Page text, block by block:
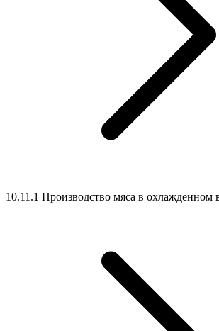
10.11.1 Производство мяса в охлажденном